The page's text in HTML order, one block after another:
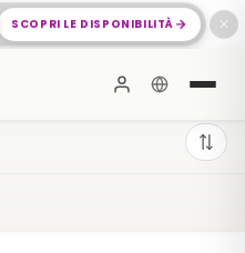
SCOPRI LE DISPONIBILITÀ ✕